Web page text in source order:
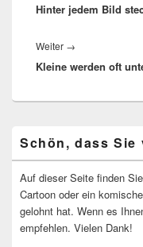
Beitrag:
Hinter jedem Bild
Weiter →
Beitrag:
Kleine werden oft
Seitenleisten-
Widgetbereich
Schön, dass Sie
Auf dieser Seite finden
Cartoon oder ein
gelohnt hat. Wenn es
empfehlen. Vielen Dank!